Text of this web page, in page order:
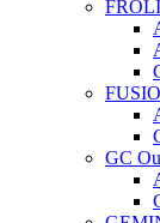
GC